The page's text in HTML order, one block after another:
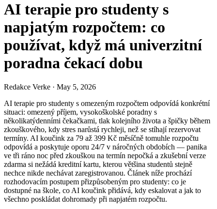
AI terapie pro studenty s
napjatým rozpočtem: co
používat, když má univerzitní
poradna čekací dobu
Redakce Verke · May 5, 2026
AI terapie pro studenty s omezeným rozpočtem odpovídá konkrétní
situaci: omezený příjem, vysokoškolské poradny s
několikatýdenními čekačkami, tlak kolejního života a špičky během
zkouškového, kdy stres narůstá rychleji, než se stíhají rezervovat
termíny. AI koučink za 79 až 399 Kč měsíčně tomuhle rozpočtu
odpovídá a poskytuje oporu 24/7 v náročných obdobích — panika
ve tři ráno noc před zkouškou na termín nepočká a zkušební verze
zdarma si nežádá kreditní kartu, kterou většina studentů stejně
nechce nikde nechávat zaregistrovanou. Článek níže prochází
rozhodovacím postupem přizpůsobeným pro studenty: co je
dostupné na škole, co AI koučink přidává, kdy eskalovat a jak to
všechno poskládat dohromady při napjatém rozpočtu.